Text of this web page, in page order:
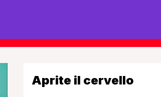
Aprite il cervello